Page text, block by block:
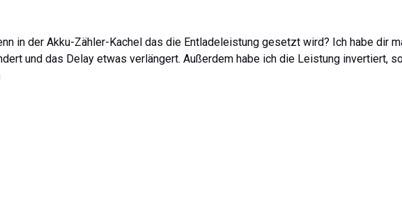
in der Akku-Zähler-Kachel das die Entladeleistung gesetzt wird? Ich habe dir
und das Delay etwas verlängert. Außerdem habe ich die Leistung invertiert,